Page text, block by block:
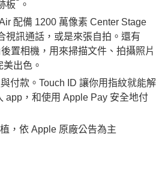
板
。
配備 1200 萬像素 Center Stage
視訊通話，或是來張自拍。還有
置相機，用來掃描文件、拍攝照片
出色。
付款。Touch ID 讓你用指紋就能解
app，和使用 Apple Pay 安全地付
，依 Apple 原廠公告為主